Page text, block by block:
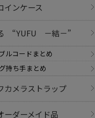
ンケース
“YUFU －結－”
ルコードまとめ
持ち手まとめ
カメラストラップ
ーダーメイド品